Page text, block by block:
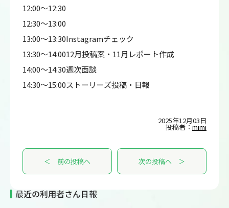
12:00～12:30
12:30～13:00
13:00～13:30Instagramチェック
13:30～14:0012月投稿案・11月レポート作成
14:00～14:30週次面談
14:30～15:00ストーリーズ投稿・日報
2025年12月03日
投稿者：mimi
＜ 前の投稿へ 次の投稿へ ＞
最近の利用者さん日報